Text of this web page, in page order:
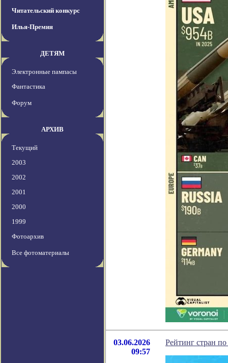
Читательский конкурс
Илья-Премия
ДЕТЯМ
Электронные пампасы
Фантастика
Форум
АРХИВ
Текущий
2003
2002
2001
2000
1999
Фотоархив
Все фотоматериалы
03.06.2026
09:57
Рейтинг стран